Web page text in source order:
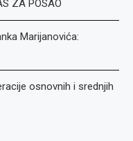
ZA POSAO
Marijanovića:
osnovnih i srednjih